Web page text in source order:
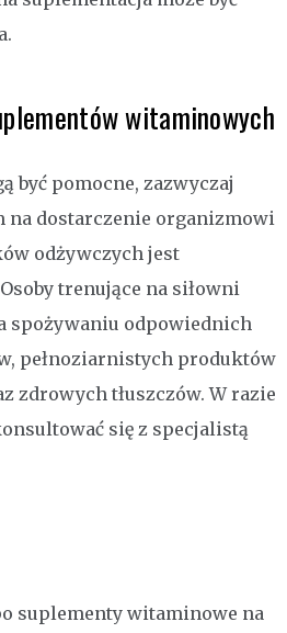
witaminowych
być pomocne, zazwyczaj
na dostarczenie organizmowi
odżywczych jest
trenujące na siłowni
spożywaniu odpowiednich
pełnoziarnistych produktów
zdrowych tłuszczów. W razie
się z specjalistą
suplementy witaminowe na